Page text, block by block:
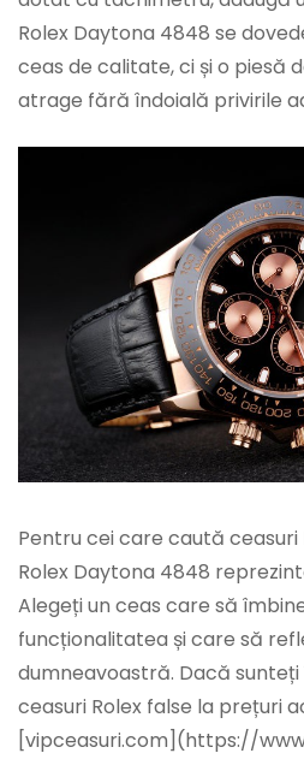
Rolex Daytona 4848 se
ceas de calitate, ci și o piesă
atrage fără îndoială privirile
Pentru cei care caută ceasuri
Rolex Daytona 4848
Alegeți un ceas care să
funcționalitatea și care să
dumneavoastră. Dacă
ceasuri Rolex false la prețuri
[vipceasuri.com](https://